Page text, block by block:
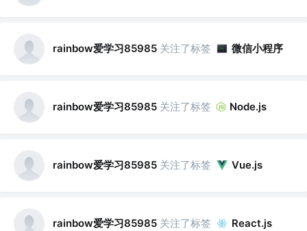
rainbow爱学习85985 关注了标签 微信小程序
rainbow爱学习85985 关注了标签 Node.js
rainbow爱学习85985 关注了标签 Vue.js
rainbow爱学习85985 关注了标签 React.js